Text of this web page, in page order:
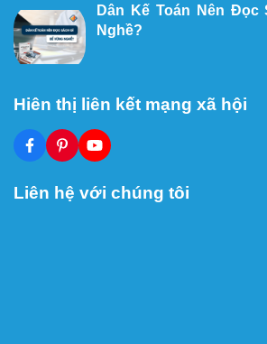
Dân Kế Toán Nên Đọc
Nghề?
Hiên thị liên kết mạng xã hội
Liên hệ với chúng tôi